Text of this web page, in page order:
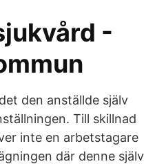
-
den anställde själv
Till skillnad
inte en arbetstagare
där denne själv